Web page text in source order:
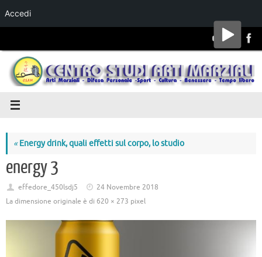
Accedi
Salta al
«Energy drink, quali effetti sul corpo, lo studio
energy 3
effedore_450lsdj5
24 Novembre 2018
La dimensione originale è di 620 × 273 pixel